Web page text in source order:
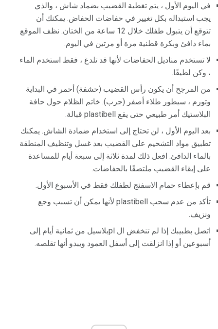
في اليوم الأول ، يتم تغطية القضيب بضماد شاش ، والذي
يجب استبداله بكل تغيير في حفاضات الحفاض. يمكنك أن
تتوقع أن يتبول طفلك خلال 12 ساعة من الختان. نظف الموقع
بماء دافئ وبكرة قطنية مرة أو مرتين في اليوم.
لا تستخدم مناديل الحفاضات لأنها قد تلدغ ، فقط استخدم الماء
، وكن لطيفًا.
من المرجح أن يكون رأس القضيب (حشفة) أحمر في البداية
وتورم ، سيطور طلاء أصفر (جرب). خاتم الظلام حول حافة
البلاستيك أمر طبيعي حتى يقع plastibell قبالة.
بعد اليوم الأول ، لن تحتاج إلى استخدام ضمادة الشاش. يمكنك
تطبيق مواد التشحيم على القضيب بعد غسل وتنظيف المنطقة
بالماء الدافئ. افعل ذلك لمدة ثلاثة إلى سبعة أيام للمساعدة
على إبقاء القضيب ملتصقًا بالحفاضات.
قم بإعطاء حمام الاسفنج لطفلك فقط في الأسبوع الأول.
تأكد من عدم سحب plastibell لأنها يمكن أن تسبب وجع
ونزيف.
اتصل بطبيبك إذا لم تنخفض ال plبلاسيل من ثمانية أيام إلى
أسبوعين أو إذا انزلقت إلى أسفل العمود ويبدو أنها تقلصه.